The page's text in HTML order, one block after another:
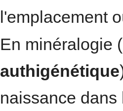
l'emplacement
En minéralogie
authigénétique
naissance